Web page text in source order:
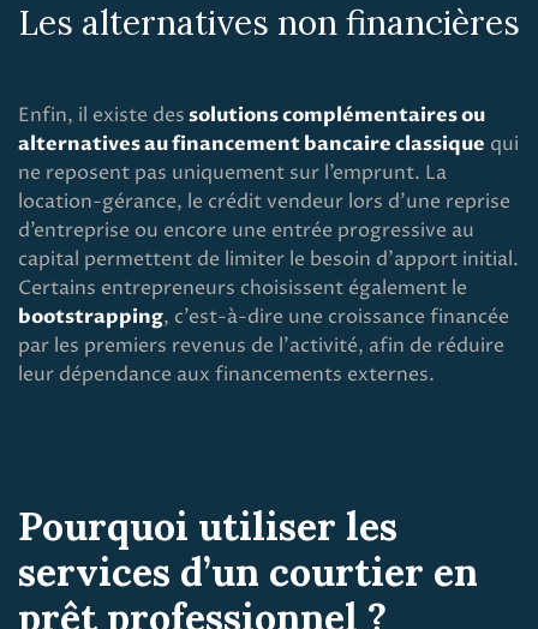
Les alternatives non financières
Enfin, il existe dessolutions complémentaires ou
alternatives au financement bancaire classique qui
ne reposent pas uniquement sur l’emprunt. La
location-gérance, le crédit vendeur lors d’une reprise
d’entreprise ou encore une entrée progressive au
capital permettent de limiter le besoin d’apport initial.
Certains entrepreneurs choisissent également le
bootstrapping, c’est-à-dire une croissance financée
par les premiers revenus de l’activité, afin de réduire
leur dépendance aux financements externes.
Pourquoi utiliser les
services d’un courtier en
prêt professionnel ?